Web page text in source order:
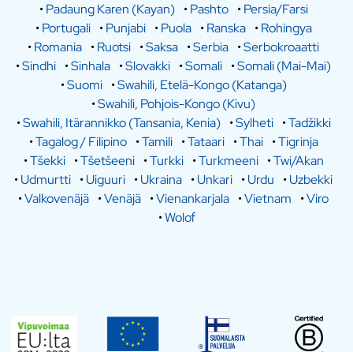
•Padaung Karen (Kayan) •Pashto •Persia/Farsi
•Portugali •Punjabi •Puola •Ranska •Rohingya
•Romania •Ruotsi •Saksa •Serbia •Serbokroaatti
•Sindhi •Sinhala •Slovakki •Somali •Somali (Mai-Mai)
•Suomi •Swahili, Etelä-Kongo (Katanga)
•Swahili, Pohjois-Kongo (Kivu)
•Swahili, Itärannikko (Tansania, Kenia) •Sylheti •Tadžikki
•Tagalog / Filipino •Tamili •Tataari •Thai •Tigrinja
•Tšekki •Tšetšeeni •Turkki •Turkmeeni •Twi/Akan
•Udmurtti •Uiguuri •Ukraina •Unkari •Urdu •Uzbekki
•Valkovenäjä •Venäjä •Vienankarjala •Vietnam •Viro
•Wolof